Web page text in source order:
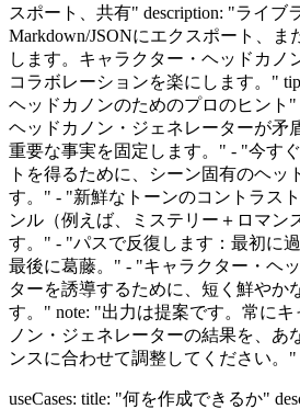
スポート、共有" description: "ライブ
Markdown/JSONにエクスポート、
します。キャラクター・ヘッドカノ
コラボレーションを楽にします。"
ヘッドカノンのためのプロのヒント"
ヘッドカノン・ジェネレーターが矛
重要な事実を固定します。" - "今す
トを得るために、シーン固有のヘッ
す。" - "新鮮なトーンのコントラス
ンル（例えば、ミステリー＋ロマン
す。" - "パスで反復します：最初に
最後に葛藤。" - "キャラクター・ヘ
ターを誘導するために、短く鮮やか
す。" note: "出力は提案です。常に
ノン・ジェネレーターの結果を、あ
ンスに合わせて調整してください。"
useCases: title: "何を作成できるか"